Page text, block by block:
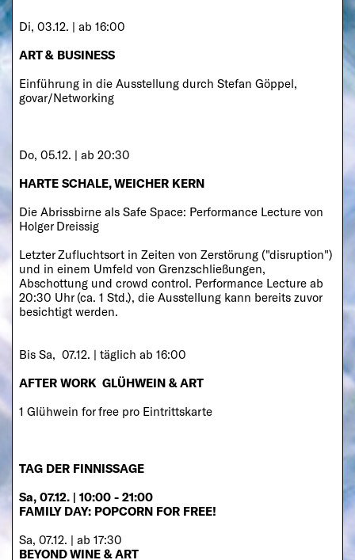
Di, 03.12. | ab 16:00
ART & BUSINESS
Einführung in die Ausstellung durch Stefan Göppel,
govar/Networking
Do, 05.12. | ab 20:30
HARTE SCHALE, WEICHER KERN
Die Abrissbirne als Safe Space: Performance Lecture von
Holger Dreissig
Letzter Zufluchtsort in Zeiten von Zerstörung ("disruption")
und in einem Umfeld von Grenzschließungen,
Abschottung und crowd control. Performance Lecture ab
20:30 Uhr (ca. 1 Std.), die Ausstellung kann bereits zuvor
besichtigt werden.
Bis Sa, 07.12. | täglich ab 16:00
AFTER WORK GLÜHWEIN & ART
1 Glühwein for free pro Eintrittskarte
TAG DER FINNISSAGE
Sa, 07.12. | 10:00 - 21:00
FAMILY DAY: POPCORN FOR FREE!
Sa, 07.12. | ab 17:30
BEYOND WINE & ART